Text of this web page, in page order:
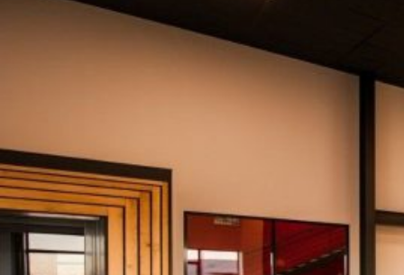
Corredora de seguros
Novedades
Faq
Contacto